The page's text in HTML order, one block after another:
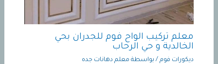
معلم تركيب الواح فوم للجدران بحي
الخالدية و حي الرحاب
ديكورات فوم/ بواسطة معلم دهانات جده